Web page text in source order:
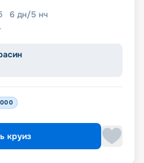
6 дн/5 нч
круиз